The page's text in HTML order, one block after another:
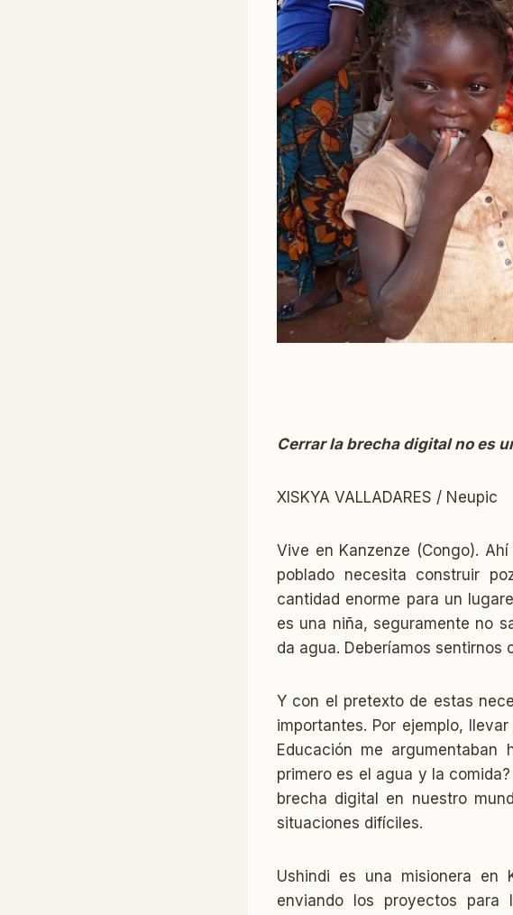
Cerrar la brecha digital no es
XISKYA VALLADARES / Neupic
Vive en Kanzenze (Congo).
poblado necesita construir
cantidad enorme para un
es una niña, seguramente no
da agua. Deberíamos sentirnos
Y con el pretexto de estas
importantes. Por ejemplo,
Educación me
primero es el agua y la
brecha digital en nuestro
situaciones difíciles.
Ushindi es una misionera en
enviando los proyectos para